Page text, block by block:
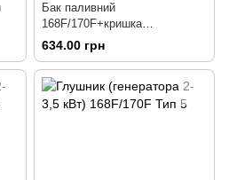
Бак паливний
168F/170F+кришка
"різьба"+фільтр
634.00 грн